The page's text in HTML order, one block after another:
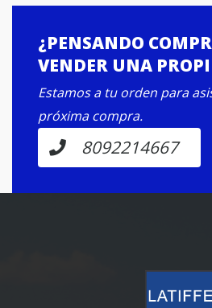
¿PENSANDO
VENDER UNA
Estamos a tu orden para
próxima compra.
8092214667